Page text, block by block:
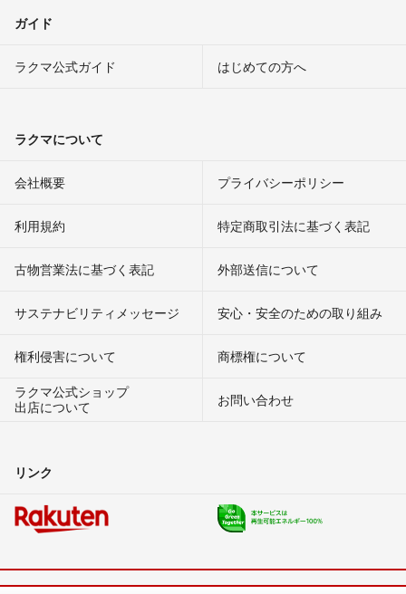
ガイド
ラクマ公式ガイド はじめての方へ
ラクマについて
会社概要 プライバシーポリシー
利用規約 特定商取引法に基づく表記
古物営業法に基づく表記 外部送信について
サステナビリティメッセージ 安心・安全のための取り組み
権利侵害について
商標権について
ラクマ公式ショップ
出店について
お問い合わせ
リンク